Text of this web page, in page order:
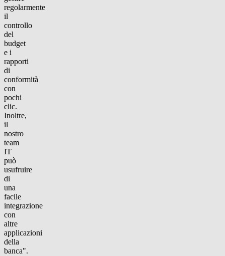
regolarmente
il
controllo
del
budget
e i
rapporti
di
conformità
con
pochi
clic.
Inoltre,
il
nostro
team
IT
può
usufruire
di
una
facile
integrazione
con
altre
applicazioni
della
banca".